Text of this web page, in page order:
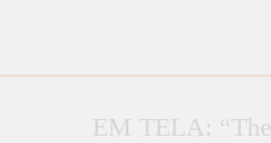
EM TELA: